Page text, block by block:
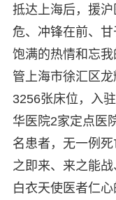
抵达上海后，援
危、冲锋在前、
饱满的热情和忘
管上海市徐汇区
3256张床位，入
华医院2家定点医
名患者，无一例
之即来、来之能
白衣天使医者仁